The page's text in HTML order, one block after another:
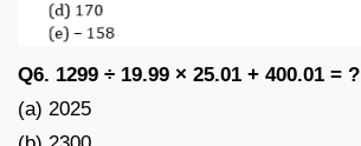
Q6. 1299 ÷ 19.99 × 25.01 + 400.01 = ?
(a) 2025